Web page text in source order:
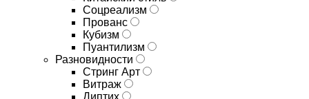
Соцреализм
Прованс
Кубизм
Пуантилизм
Разновидности
Стринг Арт
Витраж
Диптих